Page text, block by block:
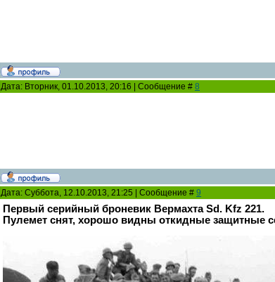
Дата: Вторник, 01.10.2013, 20:16 | Сообщение # 8
Дата: Суббота, 12.10.2013, 21:25 | Сообщение # 9
Первый серийный броневик Вермахта Sd. Kfz 221.
Пулемет снят, хорошо видны откидные защитные